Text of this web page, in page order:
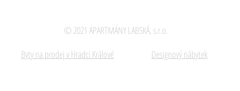
© 2021 APARTMÁNY LABSKÁ, s.r.o.
Byty na prodej v Hradci Králové
Designový nábytek